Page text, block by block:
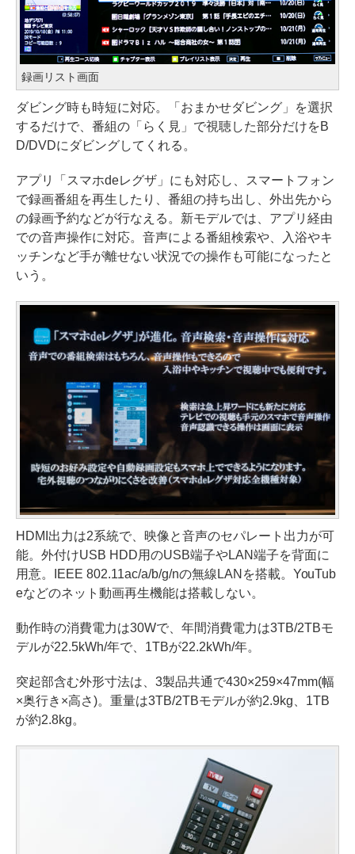
録画リスト画面
ダビング時も時短に対応。「おまかせダビング」を選択
するだけで、番組の「らく見」で視聴した部分だけをB
D/DVDにダビングしてくれる。
アプリ「スマホdeレグザ」にも対応し、スマートフォン
で録画番組を再生したり、番組の持ち出し、外出先から
の録画予約などが行なえる。新モデルでは、アプリ経由
での音声操作に対応。音声による番組検索や、入浴やキ
ッチンなど手が離せない状況での操作も可能になったと
いう。
HDMI出力は2系統で、映像と音声のセパレート出力が可
能。外付けUSB HDD用のUSB端子やLAN端子を背面に
用意。IEEE 802.11ac/a/b/g/nの無線LANを搭載。YouTub
eなどのネット動画再生機能は搭載しない。
動作時の消費電力は30Wで、年間消費電力は3TB/2TBモ
デルが22.5kWh/年で、1TBが22.2kWh/年。
突起部含む外形寸法は、3製品共通で430×259×47mm(幅
×奥行き×高さ)。重量は3TB/2TBモデルが約2.9kg、1TB
が約2.8kg。